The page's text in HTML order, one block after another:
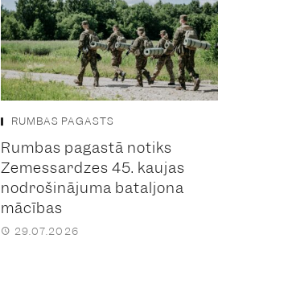
RUMBAS PAGASTS
Rumbas pagastā notiks
Zemessardzes 45. kaujas
nodrošinājuma bataljona
mācības
29.07.2026